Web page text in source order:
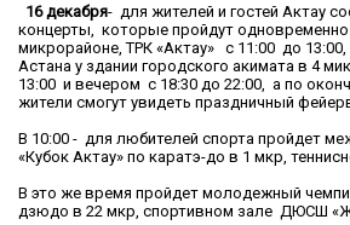
16 декабря- для жителей и гостей Актау
концерты, которые пройдут
микрорайоне, ТРК «Актау» с 11:00 до
Астана у здании городского акимата в 4
13:00 и вечером с 18:30 до 22:00, а по
жители смогут увидеть праздничный
В 10:00 - для любителей спорта пройдет
«Кубок Актау» по каратэ-до в 1 мкр,
В это же время пройдет молодежный
дзюдо в 22 мкр, спортивном зале ДЮСШ